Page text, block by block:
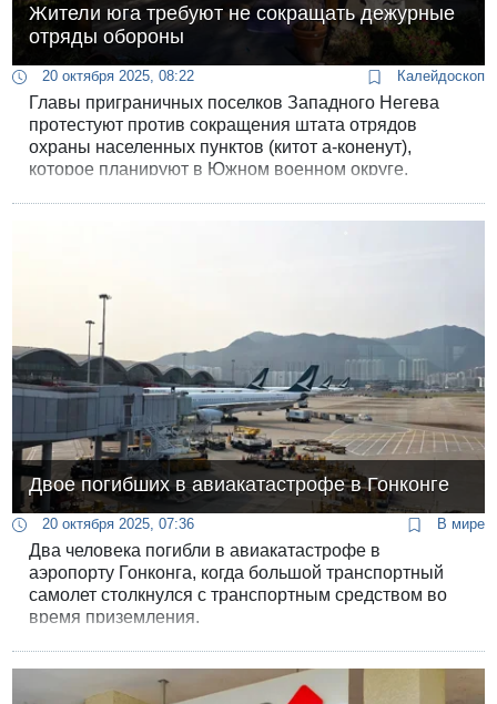
Жители юга требуют не сокращать дежурные
отряды обороны
20 октября 2025, 08:22 Калейдоскоп
Главы приграничных поселков Западного Негева
протестуют против сокращения штата отрядов
охраны населенных пунктов (китот а-коненут),
которое планируют в Южном военном округе.
Двое погибших в авиакатастрофе в Гонконге
20 октября 2025, 07:36 В мире
Два человека погибли в авиакатастрофе в
аэропорту Гонконга, когда большой транспортный
самолет столкнулся с транспортным средством во
время приземления.